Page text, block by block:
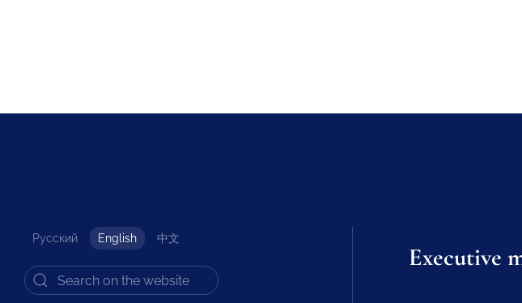
Русский English 中文
Executive